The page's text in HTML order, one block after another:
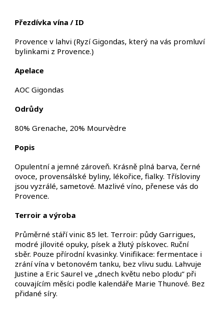
Přezdívka vína / ID
Provence v lahvi (Ryzí Gigondas, který na vás promluví
bylinkami z Provence.)
Apelace
AOC Gigondas
Odrůdy
80% Grenache, 20% Mourvèdre
Popis
Opulentní a jemné zároveň. Krásně plná barva, černé
ovoce, provensálské byliny, lékořice, fialky. Třísloviny
jsou vyzrálé, sametové. Mazlivé víno, přenese vás do
Provence.
Terroir a výroba
Průměrné stáří vinic 85 let. Terroir: půdy Garrigues,
modré jílovité opuky, písek a žlutý pískovec. Ruční
sběr. Pouze přírodní kvasinky. Vinifikace: fermentace i
zrání vína v betonovém tanku, bez vlivu sudu. Lahvuje
Justine a Eric Saurel ve „dnech květu nebo plodu“ při
couvajícím měsíci podle kalendáře Marie Thunové. Bez
přidané síry.